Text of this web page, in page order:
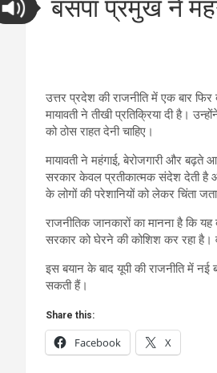
बसपा प्रमुख ने
उत्तर प्रदेश की राजनीति में एक बार
मायावती ने तीखी प्रतिक्रिया दी है।
को ठोस राहत देनी चाहिए।
मायावती ने महंगाई, बेरोजगारी और
सरकार केवल प्रतीकात्मक संदेश देती है
के लोगों की परेशानियों को लेकर चिंता
राजनीतिक जानकारों का मानना है कि
सरकार को घेरने की कोशिश कर रहा है।
इस बयान के बाद यूपी की राजनीति में
सकती हैं।
Share this:
Facebook X